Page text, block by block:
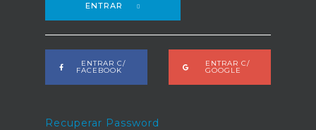
ENTRAR
ENTRAR C/
FACEBOOK
ENTRAR C/
GOOGLE
Recuperar Password